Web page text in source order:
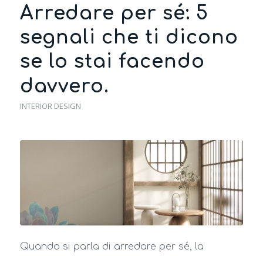
Arredare per sé: 5
segnali che ti dicono
se lo stai facendo
davvero.
INTERIOR DESIGN
Quando si parla di arredare per sé, la